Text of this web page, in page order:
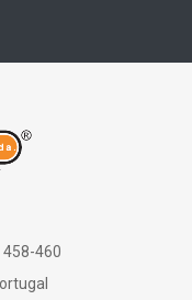
458-460